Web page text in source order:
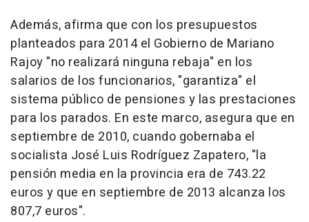
Además, afirma que con los presupuestos
planteados para 2014 el Gobierno de Mariano
Rajoy "no realizará ninguna rebaja" en los
salarios de los funcionarios, "garantiza" el
sistema público de pensiones y las prestaciones
para los parados. En este marco, asegura que en
septiembre de 2010, cuando gobernaba el
socialista José Luis Rodríguez Zapatero, "la
pensión media en la provincia era de 743.22
euros y que en septiembre de 2013 alcanza los
807,7 euros".